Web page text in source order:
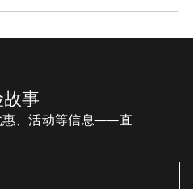
事
惠、活动等信息——直